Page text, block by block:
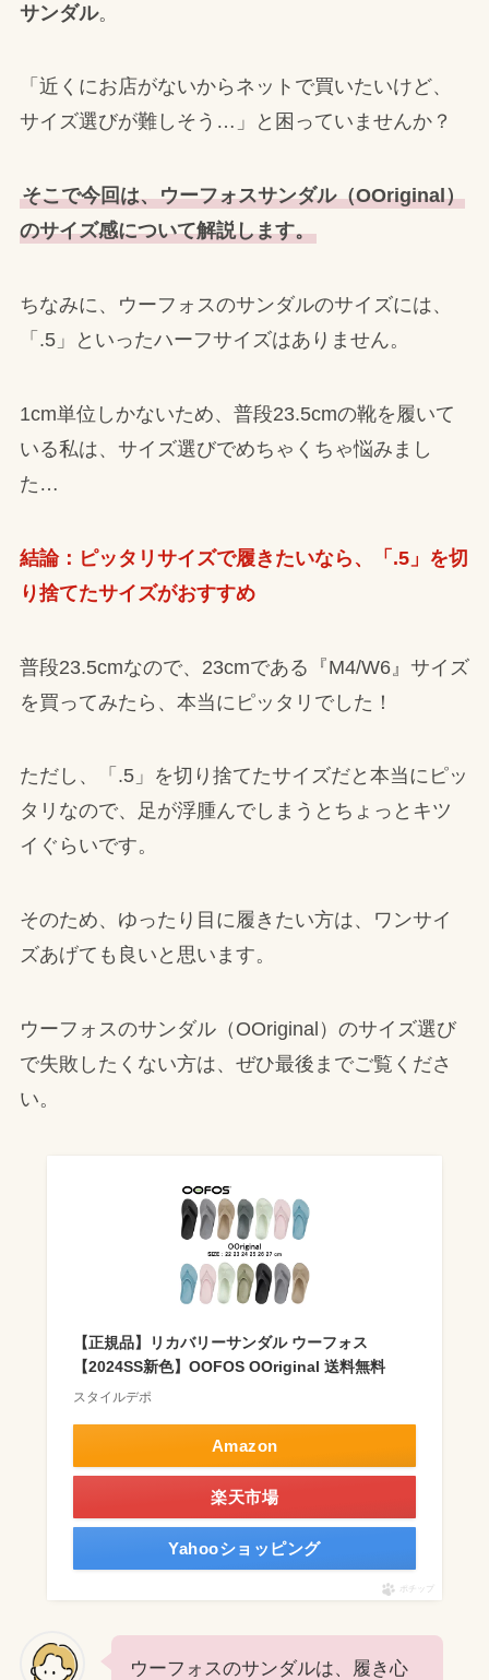
サンダル。
「近くにお店がないからネットで買いたいけど、
サイズ選びが難しそう…」と困っていませんか？
そこで今回は、ウーフォスサンダル（OOriginal）
のサイズ感について解説します。
ちなみに、ウーフォスのサンダルのサイズには、
「.5」といったハーフサイズはありません。
1cm単位しかないため、普段23.5cmの靴を履いて
いる私は、サイズ選びでめちゃくちゃ悩みまし
た…
結論：ピッタリサイズで履きたいなら、「.5」を切
り捨てたサイズがおすすめ
普段23.5cmなので、23cmである『M4/W6』サイズ
を買ってみたら、本当にピッタリでした！
ただし、「.5」を切り捨てたサイズだと本当にピッ
タリなので、足が浮腫んでしまうとちょっとキツ
イぐらいです。
そのため、ゆったり目に履きたい方は、ワンサイ
ズあげても良いと思います。
ウーフォスのサンダル（OOriginal）のサイズ選び
で失敗したくない方は、ぜひ最後までご覧くださ
い。
【正規品】リカバリーサンダル ウーフォス
【2024SS新色】OOFOS OOriginal 送料無料
スタイルデポ
Amazon
楽天市場
Yahooショッピング
ポチップ
ウーフォスのサンダルは、履き心